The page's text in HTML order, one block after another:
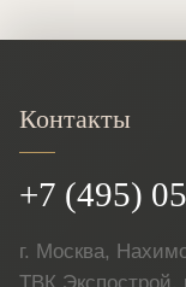
Контакты
+7 (495)
г. Москва,